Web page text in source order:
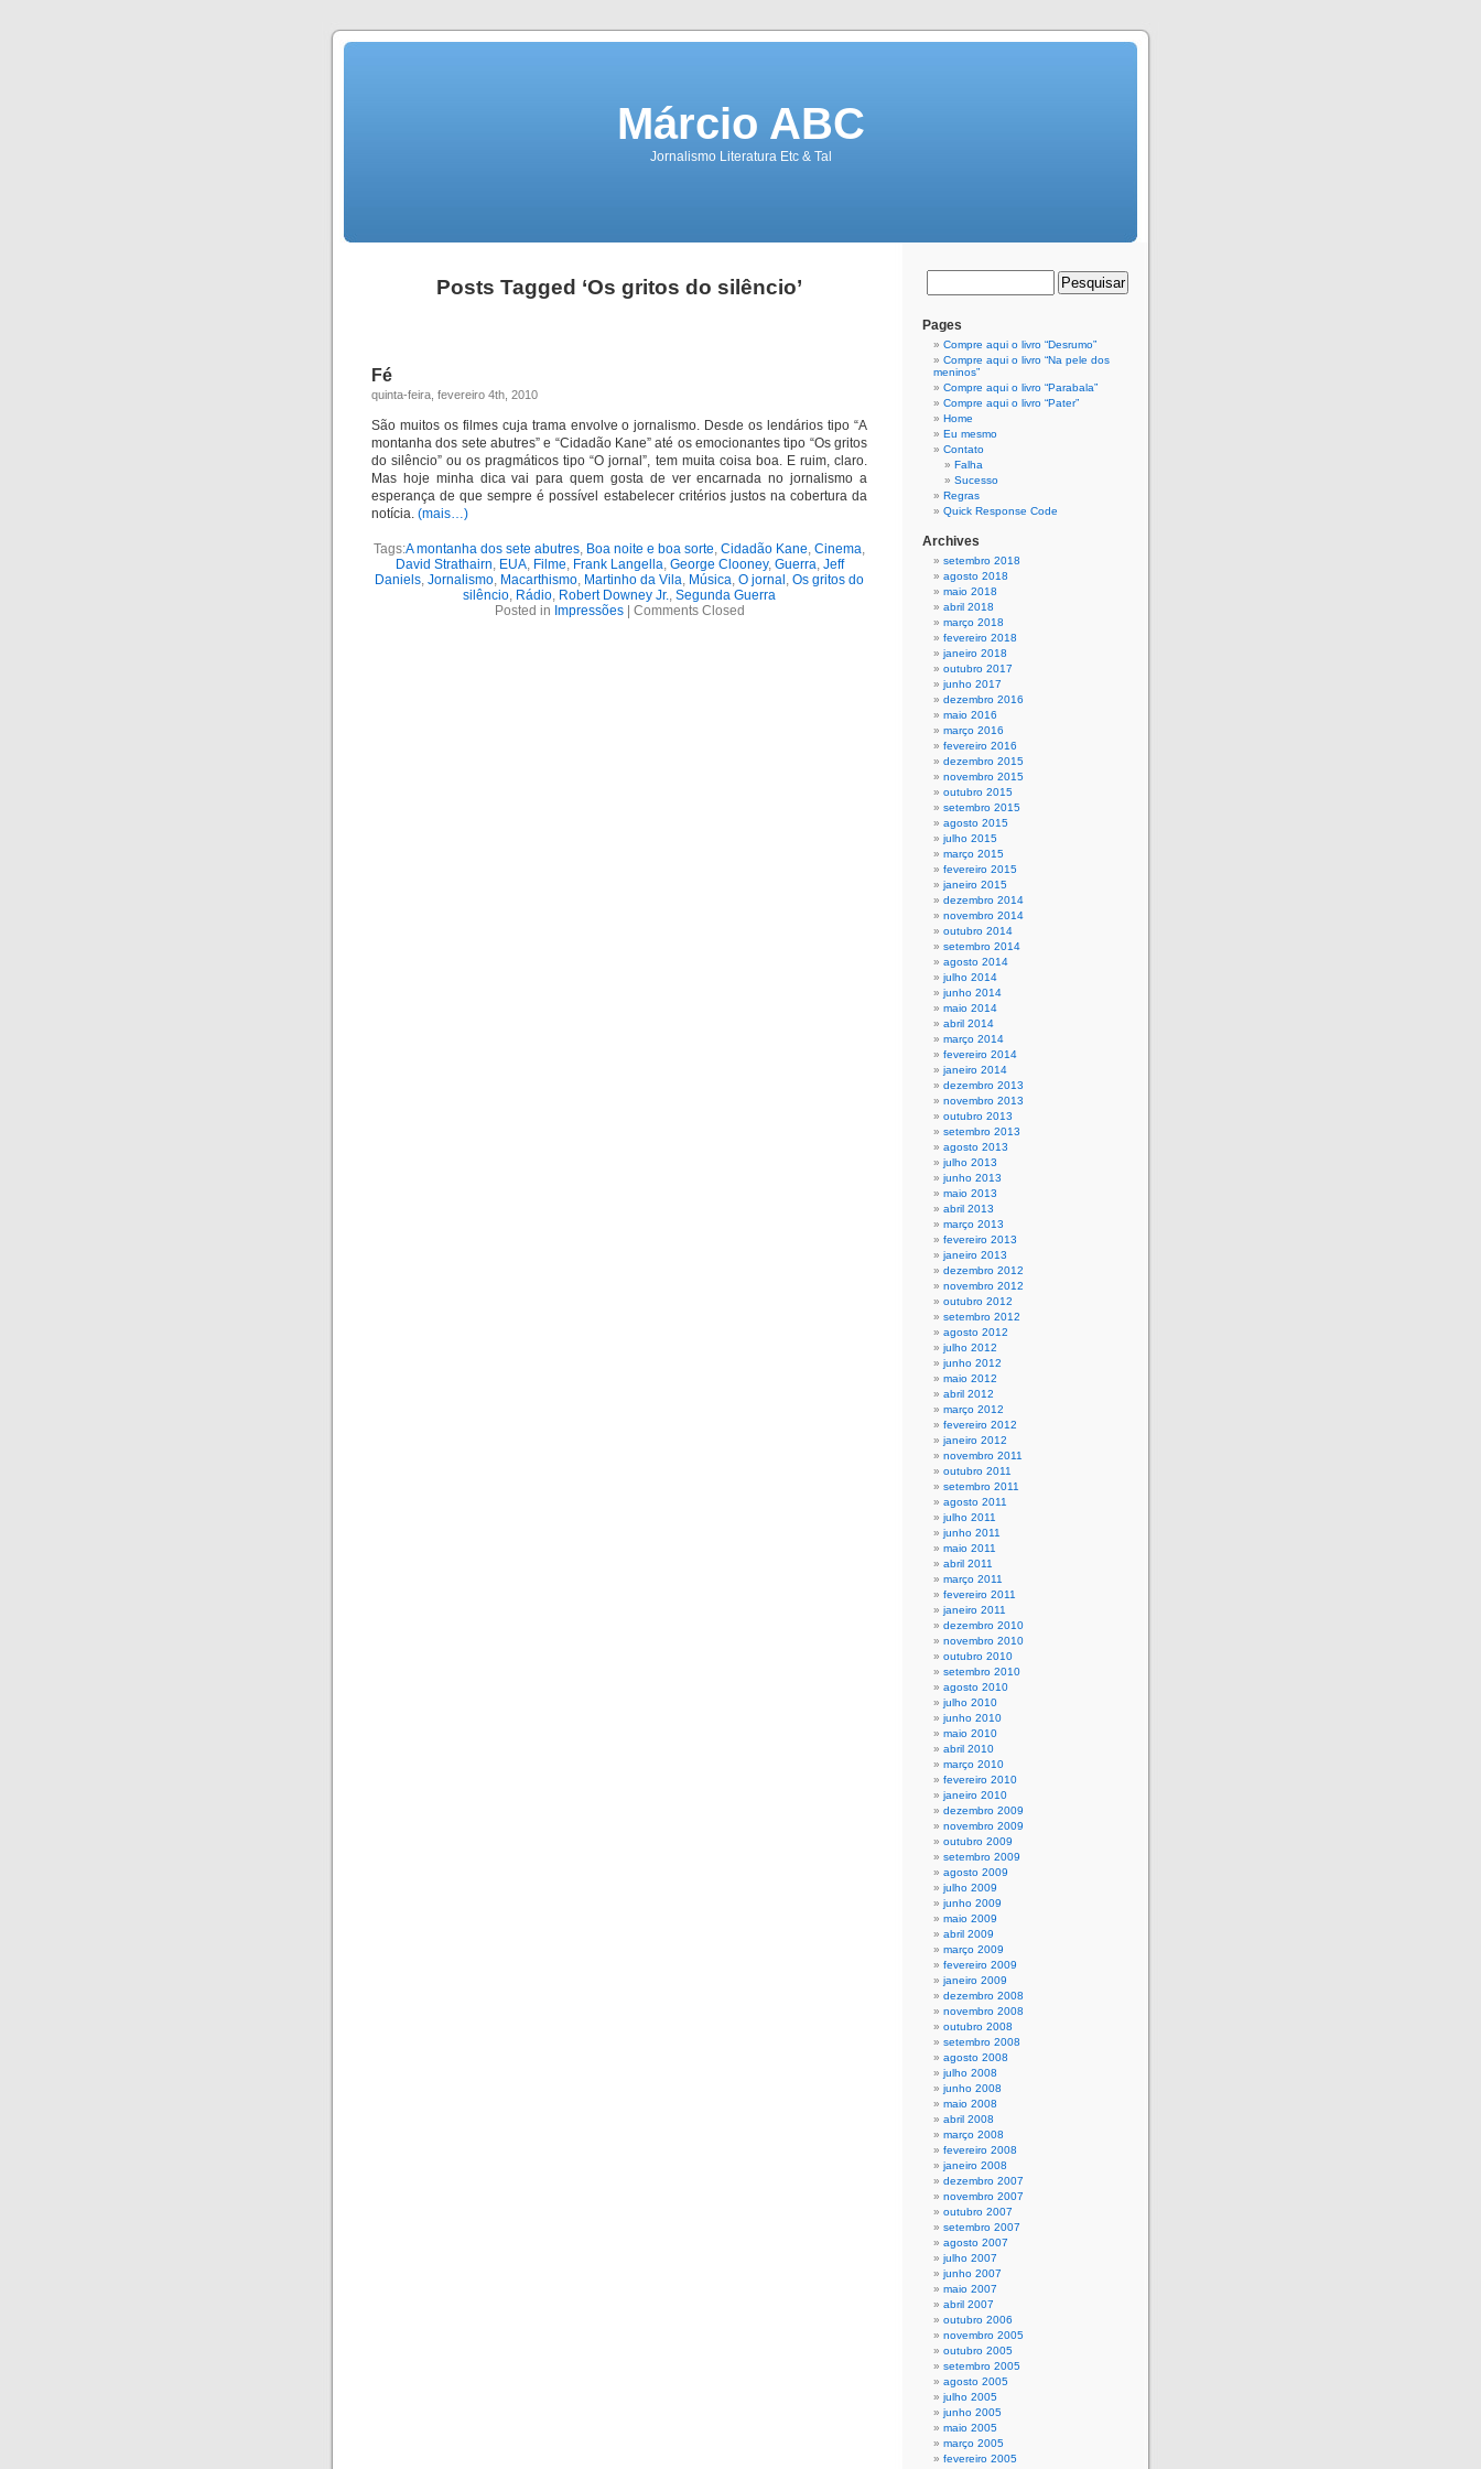
Márcio ABC
Jornalismo Literatura Etc & Tal
Posts Tagged ‘Os gritos do silêncio’
Fé
quinta-feira, fevereiro 4th, 2010
São muitos os filmes cuja trama envolve o jornalismo. Desde os lendários tipo “A
montanha dos sete abutres” e “Cidadão Kane” até os emocionantes tipo “Os gritos
do silêncio” ou os pragmáticos tipo “O jornal”, tem muita coisa boa. E ruim, claro.
Mas hoje minha dica vai para quem gosta de ver encarnada no jornalismo a
esperança de que sempre é possível estabelecer critérios justos na cobertura da
notícia. (mais…)
Tags:A montanha dos sete abutres, Boa noite e boa sorte, Cidadão Kane, Cinema,
David Strathairn, EUA, Filme, Frank Langella, George Clooney, Guerra, Jeff
Daniels, Jornalismo, Macarthismo, Martinho da Vila, Música, O jornal , Os gritos do
silêncio, Rádio, Robert Downey Jr., Segunda Guerra
Posted in Impressões| Comments Closed
Pages
Compre aqui o livro “Desrumo”
Compre aqui o livro “Na pele dos
meninos”
Compre aqui o livro “Parabala”
Compre aqui o livro “Pater”
Home
Eu mesmo
Contato
Falha
Sucesso
Regras
Quick Response Code
Archives
setembro 2018
agosto 2018
maio 2018
abril 2018
março 2018
fevereiro 2018
janeiro 2018
outubro 2017
junho 2017
dezembro 2016
maio 2016
março 2016
fevereiro 2016
dezembro 2015
novembro 2015
outubro 2015
setembro 2015
agosto 2015
julho 2015
março 2015
fevereiro 2015
janeiro 2015
dezembro 2014
novembro 2014
outubro 2014
setembro 2014
agosto 2014
julho 2014
junho 2014
maio 2014
abril 2014
março 2014
fevereiro 2014
janeiro 2014
dezembro 2013
novembro 2013
outubro 2013
setembro 2013
agosto 2013
julho 2013
junho 2013
maio 2013
abril 2013
março 2013
fevereiro 2013
janeiro 2013
dezembro 2012
novembro 2012
outubro 2012
setembro 2012
agosto 2012
julho 2012
junho 2012
maio 2012
abril 2012
março 2012
fevereiro 2012
janeiro 2012
novembro 2011
outubro 2011
setembro 2011
agosto 2011
julho 2011
junho 2011
maio 2011
abril 2011
março 2011
fevereiro 2011
janeiro 2011
dezembro 2010
novembro 2010
outubro 2010
setembro 2010
agosto 2010
julho 2010
junho 2010
maio 2010
abril 2010
março 2010
fevereiro 2010
janeiro 2010
dezembro 2009
novembro 2009
outubro 2009
setembro 2009
agosto 2009
julho 2009
junho 2009
maio 2009
abril 2009
março 2009
fevereiro 2009
janeiro 2009
dezembro 2008
novembro 2008
outubro 2008
setembro 2008
agosto 2008
julho 2008
junho 2008
maio 2008
abril 2008
março 2008
fevereiro 2008
janeiro 2008
dezembro 2007
novembro 2007
outubro 2007
setembro 2007
agosto 2007
julho 2007
junho 2007
maio 2007
abril 2007
outubro 2006
novembro 2005
outubro 2005
setembro 2005
agosto 2005
julho 2005
junho 2005
maio 2005
março 2005
fevereiro 2005